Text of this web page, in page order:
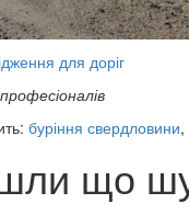
для доріг
буріння свердловини,
що